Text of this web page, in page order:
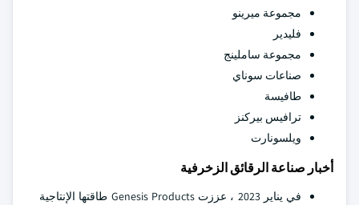
مجموعة ميرينو
فليدير
مجموعة ساملينج
صناعات سوناي
طافيسة
ترافيس بيركنز
ويلسونارت
أخبار صناعة الرقائق الزخرفية
في يناير 2023 ، عززت Genesis Products طاقتها الإنتاجية